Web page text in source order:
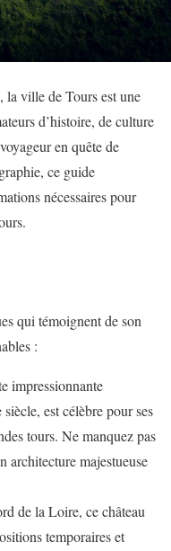
ville de Tours est une
d’histoire, de culture
en quête de
ce guide
nécessaires pour
qui témoignent de son
:
impressionnante
est célèbre pour ses
tours. Ne manquez pas
architecture majestueuse
de la Loire, ce château
temporaires et